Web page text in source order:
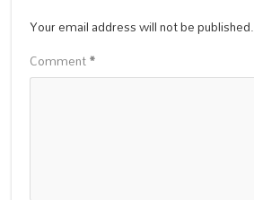
Your email address will not be published.
Comment*